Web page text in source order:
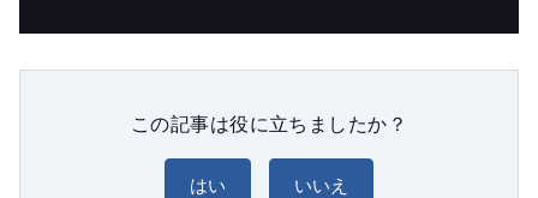
この記事は役に立ちましたか？
はい いいえ